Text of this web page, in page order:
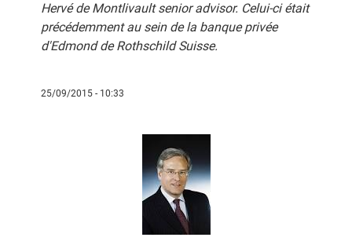
Hervé de Montlivault senior advisor. Celui-ci était
précédemment au sein de la banque privée
d'Edmond de Rothschild Suisse.
25/09/2015 - 10:33